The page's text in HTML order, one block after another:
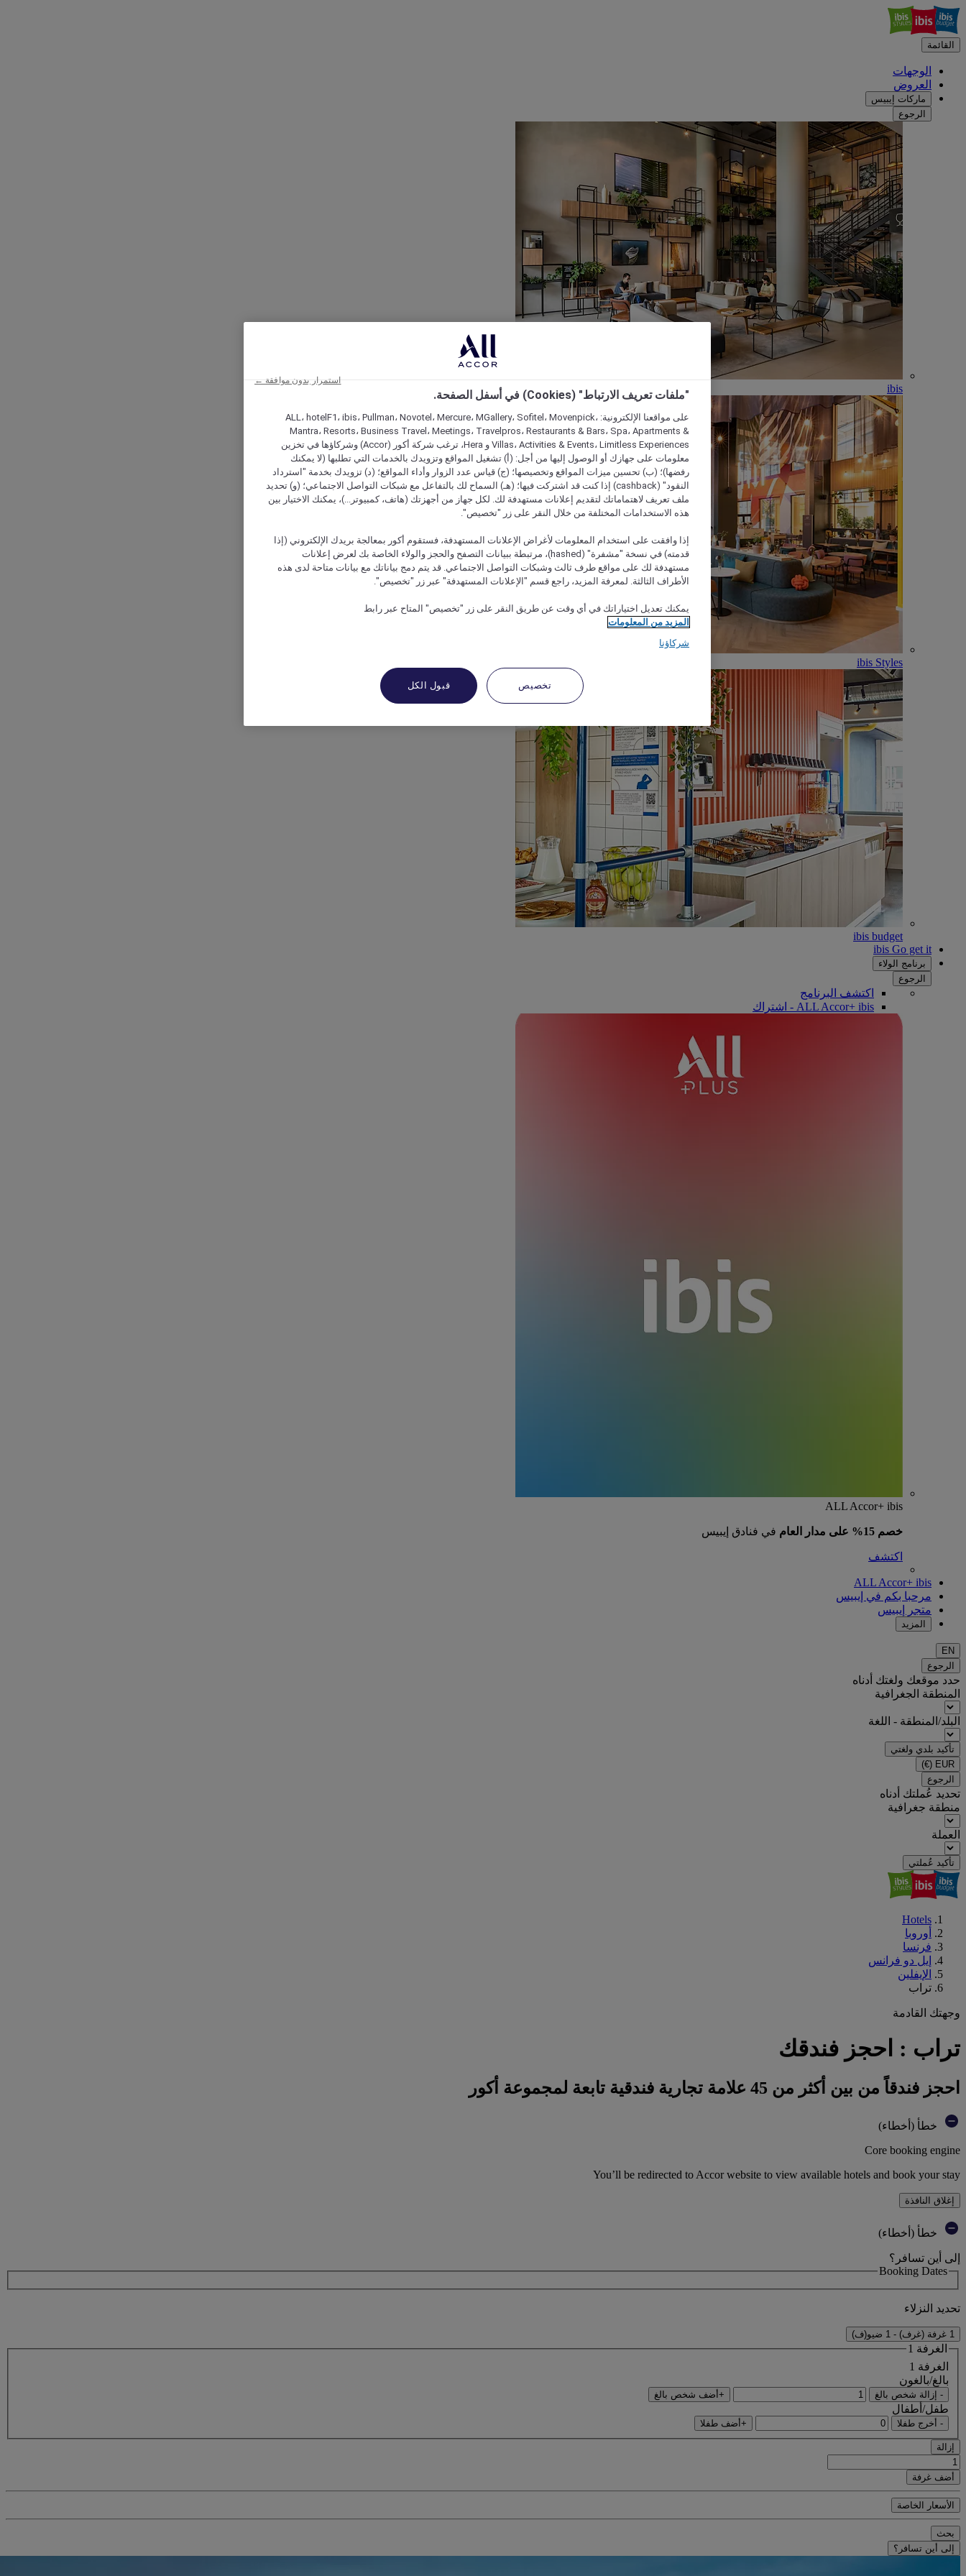
القائمة
الوجهات
العروض
ماركات إيبيس
الرجوع
ibis
ibis Styles
ibis budget
ibis Go get it
برنامج الولاء
الرجوع
اكتشف البرنامج
ALL Accor+ ibis - اشتراك
ALL Accor+ ibis
خصم 15% على مدار العام في فنادق إيبيس
اكتشف
ALL Accor+ ibis
مرحبا بكم في إيبيس
متجر إيبيس
المزيد
EN
الرجوع
حدد موقعك ولغتك أدناه
المنطقة الجغرافية
البلد/المنطقة - اللغة
تأكيد بلدي ولغتي
EUR
(€)
الرجوع
تحديد عُملتك أدناه
منطقة جغرافية
العملة
تأكيد عُملتي
Hotels
أوروبا
فرنسا
إيل دو فرانس
الإيفلين
تراب
وجهتك القادمة
تراب : احجز فندقك
احجز فندقاً من بين أكثر من 45 علامة تجارية فندقية تابعة لمجموعة أكور
خطأ (أخطاء)
Core booking engine
You’ll be redirected to Accor website to view available hotels and book your stay
إغلاق النافذة
خطأ (أخطاء)
إلى أين تسافر؟
Booking Dates
تحديد النزلاء
1 غرفة (غرف) - 1 ضيو(ف)
الغرفة 1
الغرفة 1
بالغ/بالغون
- إزالة شخص بالغ +أضف شخص بالغ
طفل/أطفال
- أخرج طفلا +أضف طفلا
إزالة
أضف غرفة
الأسعار الخاصة
بحث
إلى أين تسافر؟
"ملفات تعريف الارتباط" (Cookies) في أسفل الصفحة.
على مواقعنا الإلكترونية: ALL، hotelF1، ibis، Pullman، Novotel، Mercure، MGallery، Sofitel، Movenpick،
Mantra، Resorts، Business Travel، Meetings، Travelpros، Restaurants & Bars، Spa، Apartments &
Villas، Activities & Events، Limitless Experiences و Hera، ترغب شركة أكور (Accor) وشركاؤها في تخزين
معلومات على جهازك أو الوصول إليها من أجل: (أ) تشغيل المواقع وتزويدك بالخدمات التي تطلبها (لا يمكنك
رفضها)؛ (ب) تحسين ميزات المواقع وتخصيصها؛ (ج) قياس عدد الزوار وأداء المواقع؛ (د) تزويدك بخدمة "استرداد
النقود" (cashback) إذا كنت قد اشتركت فيها؛ (هـ) السماح لك بالتفاعل مع شبكات التواصل الاجتماعي؛ (و) تحديد
ملف تعريف لاهتماماتك لتقديم إعلانات مستهدفة لك. لكل جهاز من أجهزتك (هاتف، كمبيوتر...)، يمكنك الاختيار بين
هذه الاستخدامات المختلفة من خلال النقر على زر "تخصيص".
إذا وافقت على استخدام المعلومات لأغراض الإعلانات المستهدفة، فستقوم أكور بمعالجة بريدك الإلكتروني (إذا
قدمته) في نسخة "مشفرة" (hashed)، مرتبطة ببيانات التصفح والحجز والولاء الخاصة بك لعرض إعلانات
مستهدفة لك على مواقع طرف ثالث وشبكات التواصل الاجتماعي. قد يتم دمج بياناتك مع بيانات متاحة لدى هذه
الأطراف الثالثة. لمعرفة المزيد، راجع قسم "الإعلانات المستهدفة" عبر زر "تخصيص".
يمكنك تعديل اختياراتك في أي وقت عن طريق النقر على زر "تخصيص" المتاح عبر رابط
المزيد من المعلومات
شركاؤنا
تخصيص قبول الكل
استمرار بدون موافقة ←